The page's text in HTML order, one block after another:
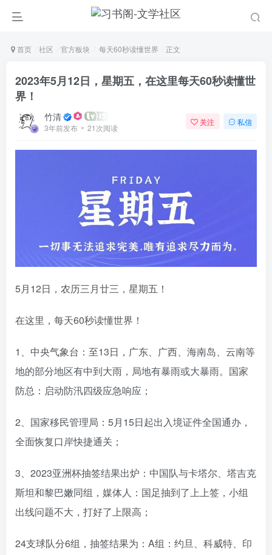
首页 社区 官方板块 每天60秒读懂世界 正文
2023年5月12日，星期五，在这里每天60秒读懂世
界！
竹清
3年前发布 21次阅读
关注 私信
5月12日，农历三月廿三，星期五！
在这里，每天60秒读懂世界！
1、中央气象台：至13日，广东、广西、海南岛、云南等
地的部分地区有中到大雨，局地有暴雨或大暴雨。国家
防总：启动防汛四级应急响应；
2、国家移民管理局：5月15日起出入境证件全国通办，
全面恢复口岸快捷通关；
3、2023亚洲杯抽签结果出炉：中国队与卡塔尔、塔吉克
斯坦和黎巴嫩同组，媒体人：国足抽到了上上签，小组
出线问题不大，打好了上限高；
24支球队分6组，抽签结果为：A组：约旦、科威特、印